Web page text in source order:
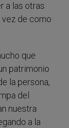
a las otras
de como
que
patrimonio
la persona,
del
nuestra
a la